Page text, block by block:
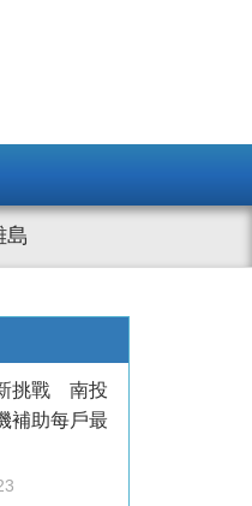
島
挑戰 南投
補助每戶最